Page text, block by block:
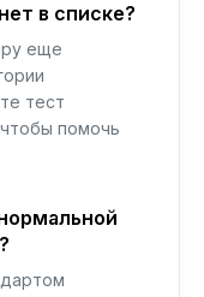
в списке?
еще
тест
помочь